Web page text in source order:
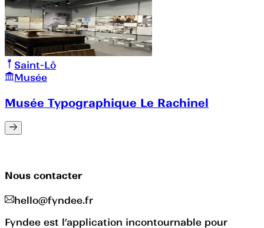
Saint-Lô
Musée
Musée Typographique Le Rachinel
Nous contacter
hello@fyndee.fr
Fyndee est l’application incontournable pour